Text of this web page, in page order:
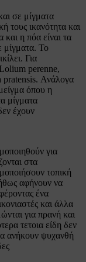
σε μίγματα
τους ικανότητα και
η πόα είναι τα
μίγματα. Το
Για
perenne,
pratensis. Ανάλογα
όπου η
μίγματα
έχουν
για
στα
τοπική
αφήνουν να
ένα
και άλλα
για πρανή και
τετοια είδη δεν
ανήκουν ψυχανθή